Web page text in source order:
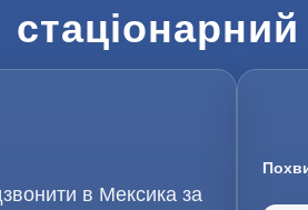
стаціонарний
в Мексика за